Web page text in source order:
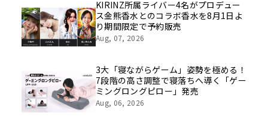
像を公開！
KIRINZ所属ライバー4名がプロデュー
ス金熊香水とのコラボ香水を8月1日よ
り期間限定で予約販売
Aug, 07, 2026
3大「寝ながらゲーム」姿勢を極める！
7段階の高さ調整で寝落ちへ導く「ゲー
ミングロングピロー」発売
Aug, 06, 2026